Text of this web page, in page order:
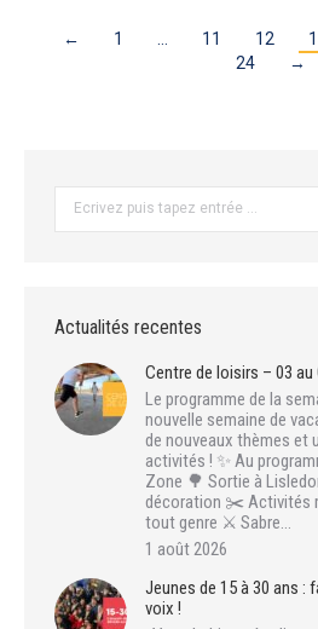
← 1 11 12
24
→
Actualités recentes
Centre de loisirs – 03
Le programme de la
nouvelle semaine de
de nouveaux thèmes et
activités ! ✨ Au
Zone 🌳 Sortie à
décoration ✂️ Activités
tout genre ⚔️ Sabre…
1 août 2026
Jeunes de 15 à 30 ans :
voix !